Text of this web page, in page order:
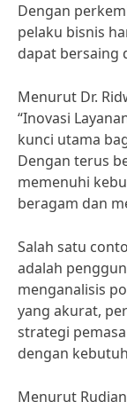
Dengan
pelaku bisnis
dapat bersaing
Menurut Dr.
“Inovasi
kunci utama
Dengan terus
memenuhi
beragam dan
Salah satu
adalah
menganalisis
yang akurat,
strategi
dengan
Menurut